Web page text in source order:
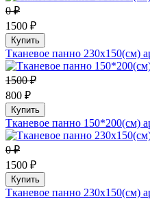
0 ₽
1500 ₽
Купить
Тканевое панно 230х150(см)
1500 ₽
800 ₽
Купить
Тканевое панно 150*200(см)
0 ₽
1500 ₽
Купить
Тканевое панно 230х150(см)